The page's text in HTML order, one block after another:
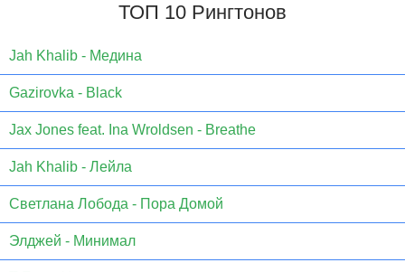
ТОП 10 Рингтонов
Jаh Khаlib - Медина
Gazirovka - Black
Jax Jones feat. Ina Wroldsen - Breathe
Jah Khalib - Лейла
Светлана Лобода - Пора Домой
Элджей - Минимал